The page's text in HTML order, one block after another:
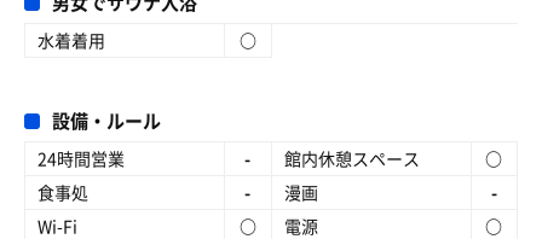
水着着用 ○
設備・ルール
24時間営業 - 館内休憩スペース
○
食事処
- 漫画
-
Wi-Fi
○ 電源
○